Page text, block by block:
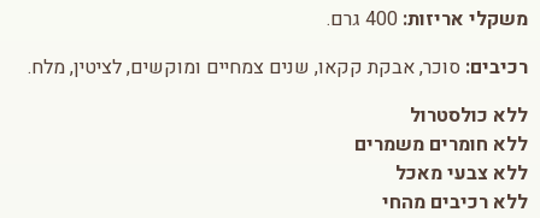
משקלי אריזות:
רכיבים: סוכר, אבקת קקאו, שנים צמחיים ומוקשים, לציטין, מלח.
ללא כולסטרול
ללא חומרים משמרים
ללא צבעי מאכל
ללא רכיבים מהחי